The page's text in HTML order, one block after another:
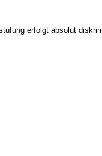
erfolgt absolut